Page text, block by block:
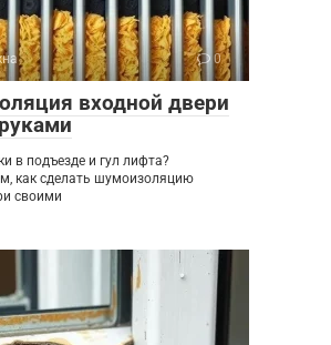
0
входной двери
в подъезде и гул лифта?
как сделать шумоизоляцию
своими